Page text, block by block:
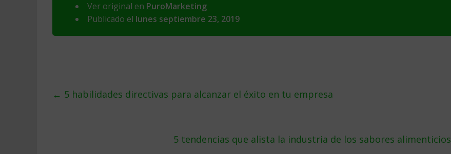
Ver original en PuroMarketing
Publicado el lunes septiembre 23, 2019
← 5 habilidades directivas para alcanzar el éxito en tu empresa
5 tendencias que alista la industria de los sabores alimenticios